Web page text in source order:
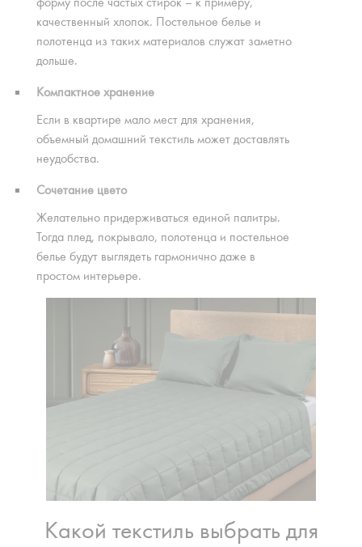
качественный хлопок. Постельное белье и
полотенца из таких материалов служат заметно
дольше.
Компактное хранение
Если в квартире мало мест для хранения,
объемный домашний текстиль может доставлять
неудобства.
Сочетание цвето
Желательно придерживаться единой палитры.
Тогда плед, покрывало, полотенца и постельное
белье будут выглядеть гармонично даже в
простом интерьере.
Какой текстиль выбрать для